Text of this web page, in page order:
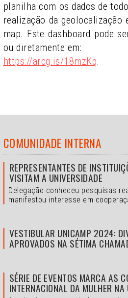
planilha com os dados de
realização da geolocalização
map. Este dashboard pode
ou diretamente em:
https://arcg.is/18mzKq.
COMUNIDADE INTERNA
REPRESENTANTES DE
VISITAM A UNIVERSIDADE
Delegação conheceu pesquisas
manifestou interesse em
VESTIBULAR UNICAMP 2024:
APROVADOS NA SÉTIMA
SÉRIE DE EVENTOS MARCA AS
INTERNACIONAL DA MULHER